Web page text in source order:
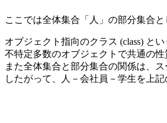
ここでは全体集合「人」の部分集合
オブジェクト指向のクラス (class) と
不特定多数のオブジェクトで共通の
また全体集合と部分集合の関係は、
したがって、人－会社員－学生を上